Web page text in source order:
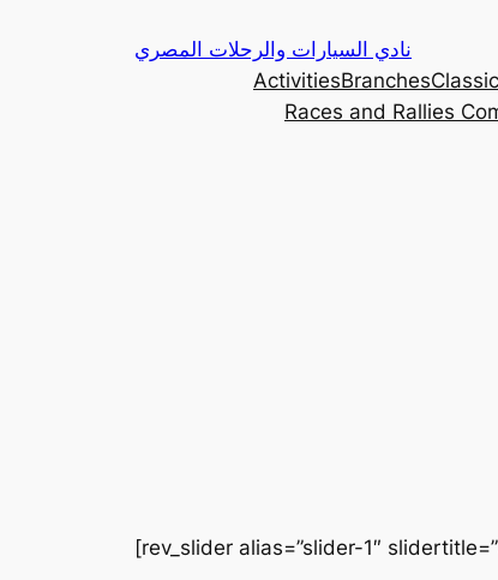
نادي السيارات والرحلات المصري
ActivitiesBranches
Races and Rallies
[rev_slider alias=”slider-1″